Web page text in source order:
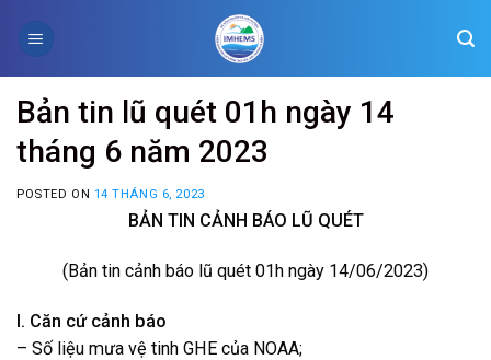
Bản tin lũ quét 01h ngày 14
tháng 6 năm 2023
POSTED ON 14 THÁNG 6, 2023
BẢN TIN CẢNH BÁO LŨ QUÉT
(Bản tin cảnh báo lũ quét 01h ngày 14/06/2023)
I. Căn cứ cảnh báo
– Số liệu mưa vệ tinh GHE của NOAA;